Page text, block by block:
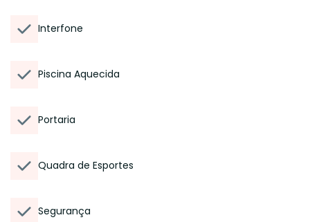
Interfone
Piscina Aquecida
Portaria
Quadra de Esportes
Segurança